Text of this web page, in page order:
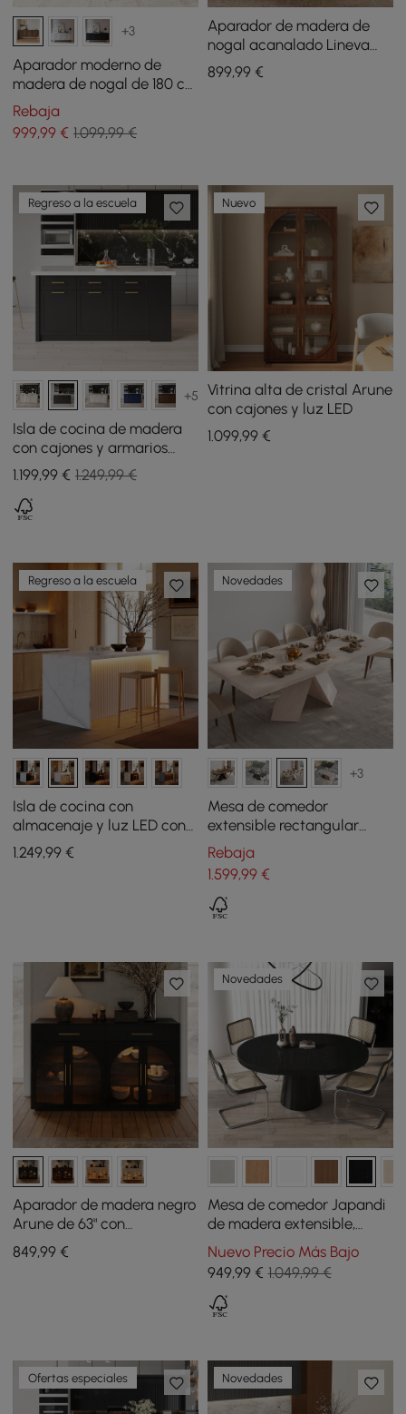
+3
Aparador moderno de
madera de nogal de 180 cm
con armarios y estantes
ajustables
Rebaja
999,99 € 1.099,99 €
Aparador de madera de
nogal acanalado Lineva
Mid Century de 162,56 cm
con almacenamiento y
899,99€
Regreso a la escuela
+5
Isla de cocina de madera
con cajones y armarios
blanco y negro mate 183
cm
1.199,99 € 1.249,99 €
Nuevo
Vitrina alta de cristal Arune
con cajones y luz LED
1.099,99€
Regreso a la escuela
Isla de cocina con
almacenaje y luz LED con
borde cascada blanco
mate 182 cm
1.249,99 €
Novedades
+3
Mesa de comedor
extensible rectangular
200-240 cm de estilo
farmhouse en color blanco
roto
Rebaja
1.599,99€
Aparador de madera negro
Arune de 63" con
almacenamiento y luces
LED
849,99 €
Novedades
Mesa de comedor Japandi
de madera extensible,
redonda a ovalada, de 100
cm a 140 cm, negra, con
capacidad para 4 a 6
Nuevo Precio Más Bajo
949,99€ 1.049,99 €
Ofertas especiales Novedades